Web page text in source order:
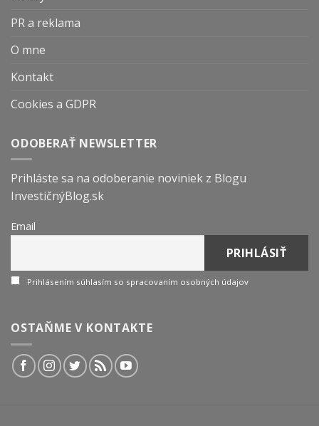
PR a reklama
O mne
Kontakt
Cookies a GDPR
ODOBERAŤ NEWSLETTER
Prihláste sa na odoberanie noviniek z Blogu
InvestičnýBlog.sk
Email
Prihlásením súhlasím so spracovaním osobných údajov
OSTAŇME V KONTAKTE